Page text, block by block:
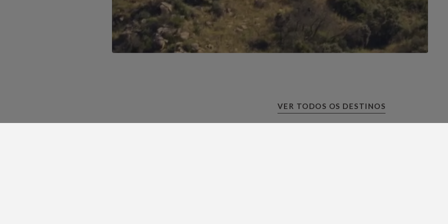
VER TODOS OS DESTINOS